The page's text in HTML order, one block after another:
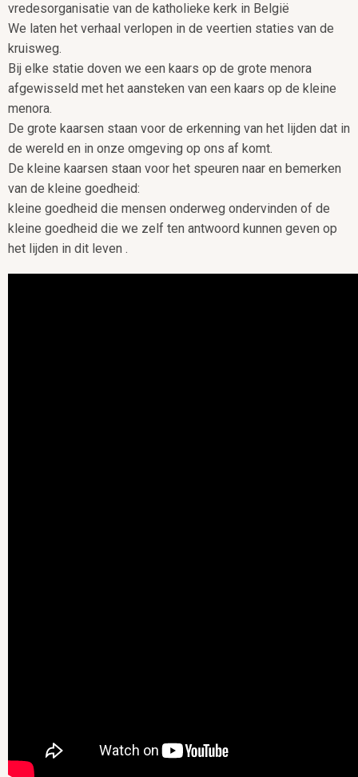
vredesorganisatie van de katholieke kerk in België
We laten het verhaal verlopen in de veertien staties van de
kruisweg.
Bij elke statie doven we een kaars op de grote menora
afgewisseld met het aansteken van een kaars op de kleine
menora.
De grote kaarsen staan voor de erkenning van het lijden dat in
de wereld en in onze omgeving op ons af komt.
De kleine kaarsen staan voor het speuren naar en bemerken
van de kleine goedheid:
kleine goedheid die mensen onderweg ondervinden of de
kleine goedheid die we zelf ten antwoord kunnen geven op
het lijden in dit leven .